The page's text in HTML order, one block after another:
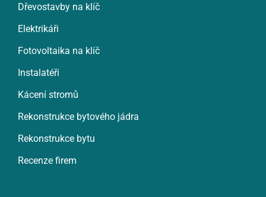
Dřevostavby na klíč
Elektrikáři
Fotovoltaika na klíč
Instalatéři
Kácení stromů
Rekonstrukce bytového jádra
Rekonstrukce bytu
Recenze firem